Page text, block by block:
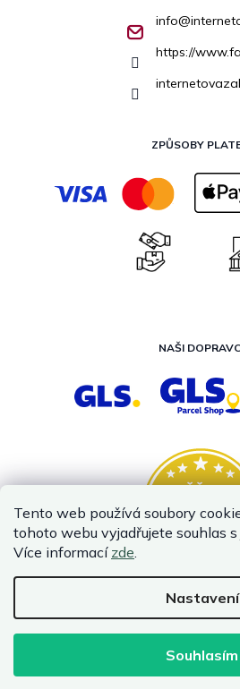
Tento web používá soubory
tohoto webu vyjadřujete souhlas
Více informací zde.
Nastavení
Souhlasím
Infolinka je z technických příčin
nás prosím emailem.
info@
https://
ZPŮSOBY
NAŠI